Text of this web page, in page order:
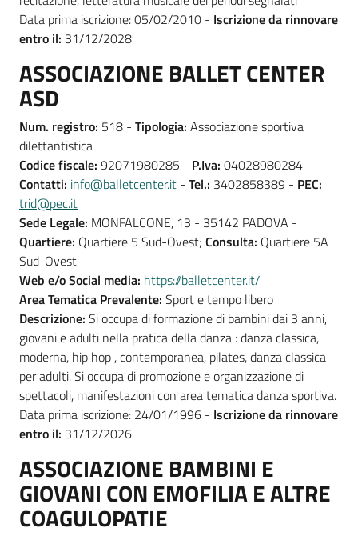
Data prima iscrizione: 05/02/2010 - Iscrizione da rinnovare
entro il: 31/12/2028
ASSOCIAZIONE BALLET CENTER
ASD
Num. registro: 518 - Tipologia: Associazione sportiva
dilettantistica
Codice fiscale: 92071980285 - P.Iva: 04028980284
Contatti: info@balletcenter.it - Tel.: 3402858389 - PEC:
trid@pec.it
Sede Legale: MONFALCONE, 13 - 35142 PADOVA -
Quartiere: Quartiere 5 Sud-Ovest; Consulta: Quartiere 5A
Sud-Ovest
Web e/o Social media: https://balletcenter.it/
Area Tematica Prevalente: Sport e tempo libero
Descrizione: Si occupa di formazione di bambini dai 3 anni,
giovani e adulti nella pratica della danza : danza classica,
moderna, hip hop , contemporanea, pilates, danza classica
per adulti. Si occupa di promozione e organizzazione di
spettacoli, manifestazioni con area tematica danza sportiva.
Data prima iscrizione: 24/01/1996 - Iscrizione da rinnovare
entro il: 31/12/2026
ASSOCIAZIONE BAMBINI E
GIOVANI CON EMOFILIA E ALTRE
COAGULOPATIE